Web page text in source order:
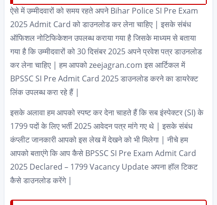
ऐसे में उम्मीदवारों को समय रहते अपने Bihar Police SI Pre Exam
2025 Admit Card को डाउनलोड कर लेना चाहिए | इसके संबंध
ऑफिशल नोटिफिकेशन उपलब्ध कराया गया है जिसके माध्यम से बताया
गया है कि उम्मीदवारों को 30 दिसंबर 2025 अपने प्रवेश पत्र डाउनलोड
कर लेना चाहिए | हम आपको zeejagran.com इस आर्टिकल में
BPSSC SI Pre Admit Card 2025 डाउनलोड करने का डायरेक्ट
लिंक उपलब्ध करा रहे हैं |
इसके अलावा हम आपको स्पष्ट कर देना चाहते हैं कि सब इंस्पेक्टर (SI) के
1799 पदों के लिए भर्ती 2025 आवेदन पत्र मांगे गए थे | इसके संबंध
कंप्लीट जानकारी आपको इस लेख में देखने को भी मिलेगा | नीचे हम
आपको बताएंगे कि आप कैसे BPSSC SI Pre Exam Admit Card
2025 Declared – 1799 Vacancy Update अपना हॉल टिकट
कैसे डाउनलोड करेंगे |